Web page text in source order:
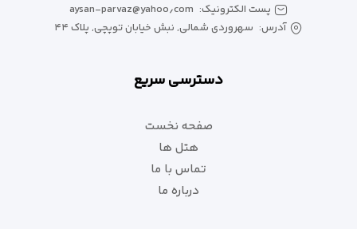
پست الکترونیک: aysan-parvaz@yahoo٫com
آدرس: سهروردی شمالی, نبش خیابان توپچی, پلاک ۴۴
دسترسی سریع
صفحه نخست
هتل ها
تماس با ما
درباره ما